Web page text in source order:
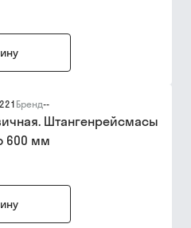
Бренд--
Штангенрейсмасы
600 мм